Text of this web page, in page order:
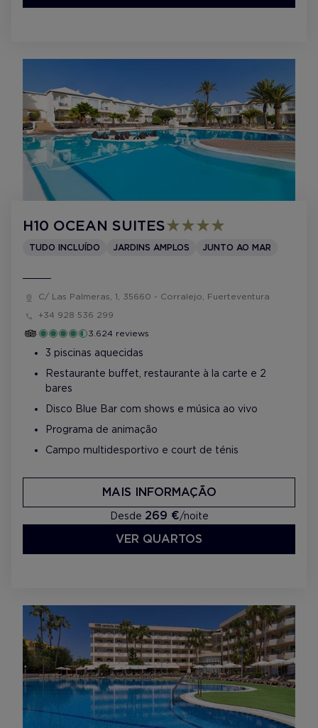
H10 OCEAN SUITES
TUDO INCLUÍDO JARDINS AMPLOS JUNTO AO MAR
C/ Las Palmeras, 1, 35660 - Corralejo, Fuerteventura
+34 928 536 299
3.624 reviews
3 piscinas aquecidas
Restaurante buffet, restaurante à la carte e 2
bares
Disco Blue Bar com shows e música ao vivo
Programa de animação
Campo multidesportivo e court de ténis
Desde 269 €/noite
MAIS INFORMAÇÃO
VER QUARTOS